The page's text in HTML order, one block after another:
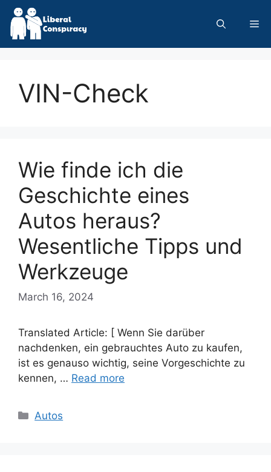
Skip
content
VIN-Check
Wie finde ich die
Geschichte eines
Autos heraus?
Wesentliche Tipps und
Werkzeuge
March 16, 2024
Translated Article: [ Wenn Sie darüber
nachdenken, ein gebrauchtes Auto zu kaufen,
ist es genauso wichtig, seine Vorgeschichte zu
kennen, … Read more
Categories
Autos